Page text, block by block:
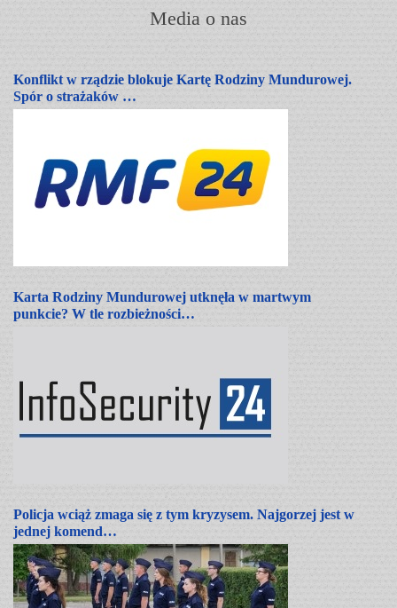
Media o nas
Konflikt w rządzie blokuje Kartę Rodziny Mundurowej.
Spór o strażaków …
Karta Rodziny Mundurowej utknęła w martwym
punkcie? W tle rozbieżności…
Policja wciąż zmaga się z tym kryzysem. Najgorzej jest w
jednej komend…